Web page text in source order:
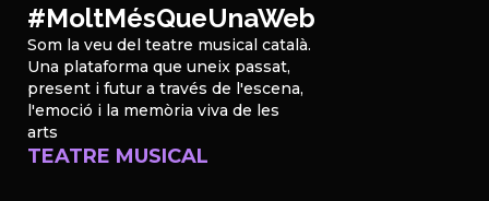
#MoltMésQueUnaWeb
Som la veu del teatre musical català.
Una plataforma que uneix passat,
present i futur a través de l'escena,
l'emoció i la memòria viva de les
arts
TEATRE MUSICAL